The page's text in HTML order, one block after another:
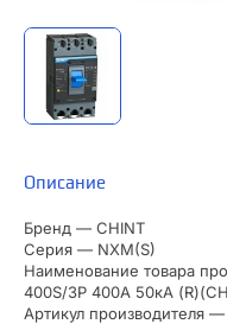
Описание
Бренд — CHINT
Серия — NXM(S)
Наименование товара
400S/3Р 400A 50кА
Артикул производителя —